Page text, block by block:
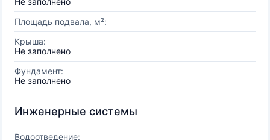
Площадь подвала, м²:
Крыша:
Не заполнено
Фундамент:
Не заполнено
Инженерные системы
Водоотведение: